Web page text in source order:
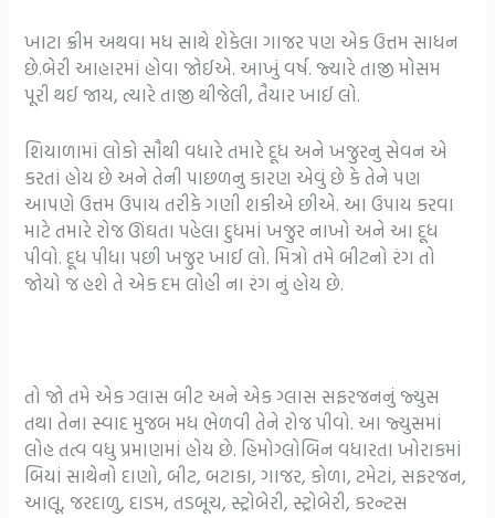
ખાટા ક્રીમ અથવા મધ સાથે શેકેલા ગાજર પણ એક ઉત્તમ સાધન
છે.બેરી આહારમાં હોવા જોઈએ. આખું વર્ષ. જ્યારે તાજી મોસમ
પૂરી થઈ જાય, ત્યારે તાજી થીજેલી, તૈયાર ખાઈ લો.
શિયાળામાં લોકો સૌથી વધારે તમારે દૂધ અને ખજુરનુ સેવન એ
કરતાં હોય છે અને તેની પાછળનુ કારણ એવું છે કે તેને પણ
આપણે ઉત્તમ ઉપાય તરીકે ગણી શકીએ છીએ. આ ઉપાય કરવા
માટે તમારે રોજ ઊંઘતા પહેલા દુધમાં ખજુર નાખો અને આ દૂધ
પીવો. દૂધ પીધા પછી ખજુર ખાઈ લો. મિત્રો તમે બીટનો રંગ તો
જોયો જ હશે તે એક દમ લોહી ના રંગ નું હોય છે.
તો જો તમે એક ગ્લાસ બીટ અને એક ગ્લાસ સફરજનનું જ્યુસ
તથા તેના સ્વાદ મુજબ મધ ભેળવી તેને રોજ પીવો. આ જ્યુસમાં
લોહ તત્વ વધુ પ્રમાણમાં હોય છે. હિમોગ્લોબિન વધારતા ખોરાકમાં
બિયાં સાથેનો દાણો, બીટ, બટાકા, ગાજર, કોળા, ટમેટાં, સફરજન,
આલૂ, જરદાળુ, દાડમ, તડબૂચ, સ્ટ્રોબેરી, સ્ટ્રોબેરી, કરન્ટસ